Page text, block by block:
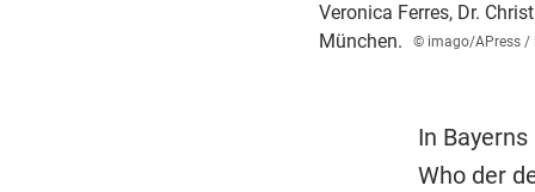
Veronica Ferres, Dr.
München.
© imago/APress /
In
Who der